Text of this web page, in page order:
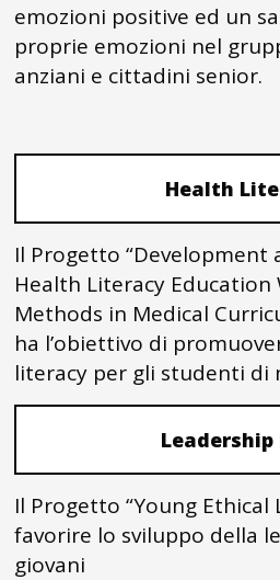
emozioni positive ed un
proprie emozioni nel
anziani e cittadini senior.
Health
Il Progetto
Health Literacy
Methods in Medical
ha l’obiettivo di
literacy per gli studenti di
Leadership
Il Progetto “Young Ethical
favorire lo sviluppo della
giovani